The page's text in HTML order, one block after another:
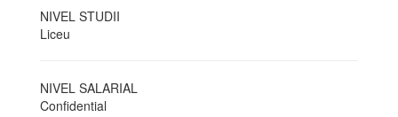
NIVEL STUDII
Liceu
NIVEL SALARIAL
Confidential